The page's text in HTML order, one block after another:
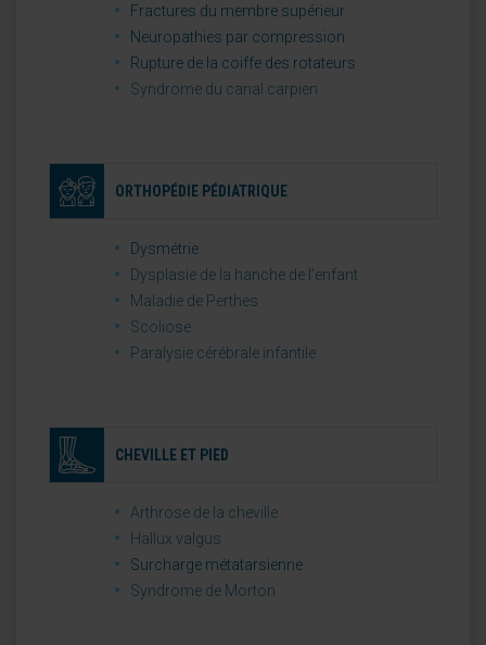
Fractures du membre supérieur
Neuropathies par compression
Rupture de la coiffe des rotateurs
Syndrome du canal carpien
ORTHOPÉDIE PÉDIATRIQUE
Dysmétrie
Dysplasie de la hanche de l’enfant
Maladie de Perthes
Scoliose
Paralysie cérébrale infantile
CHEVILLE ET PIED
Arthrose de la cheville
Hallux valgus
Surcharge métatarsienne
Syndrome de Morton